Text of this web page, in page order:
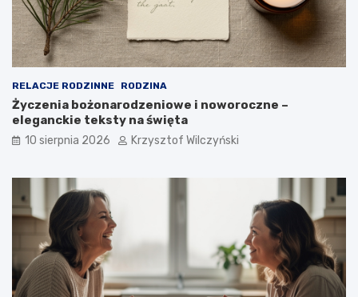
r
e
m
RELACJE RODZINNE RODZINA
Życzenia bożonarodzeniowe i noworoczne –
eleganckie teksty na święta
10 sierpnia 2026 Krzysztof Wilczyński